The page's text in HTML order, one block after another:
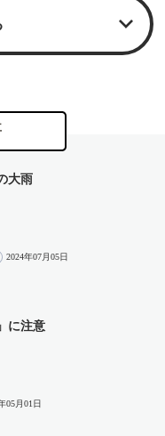
2025年02月20日
の脅威
2024年10月18日
決済サービスのトラブル
2024年04月19日
クニュースにご用心
2023年12月14日
スキミングの手口と対策
2023年03月17日
Wi-Fiセキュリティ
2024年07月05日
大雨
05月01日
に注意